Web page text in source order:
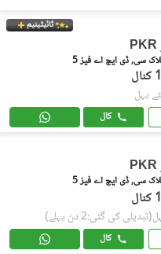
ٹائیٹینیم
PKR
1 کنال
کال
PKR
1 کنال
(تبدیلی کی گئی:2 دن پہلے)
کال